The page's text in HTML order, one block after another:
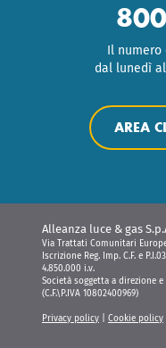
Il
dal lunedì
AREA
Alleanza luce & gas
Via Trattati Comunitari
Iscrizione Reg. Imp. C.F. e
4.850.000 i.v.
Società soggetta a direzione
(C.F.\P.IVA 10802400969)
Privacy policy Cookie policy